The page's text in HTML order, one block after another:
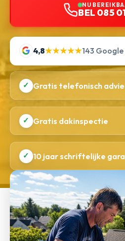
NU
BEL 085
4,8★★★★★143
✓ Gratis telefonisch
✓ Gratis dakinspectie
✓ 10 jaar schriftelijke